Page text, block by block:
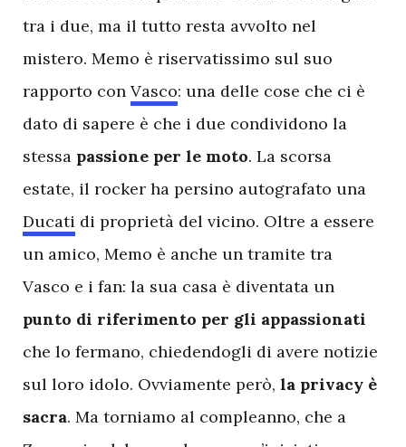
tra i due, ma il tutto resta avvolto nel
mistero. Memo è riservatissimo sul suo
rapporto con Vasco: una delle cose che ci è
dato di sapere è che i due condividono la
stessa passione per le moto. La scorsa
estate, il rocker ha persino autografato una
Ducati di proprietà del vicino. Oltre a essere
un amico, Memo è anche un tramite tra
Vasco e i fan: la sua casa è diventata un
punto di riferimento per gli appassionati
che lo fermano, chiedendogli di avere notizie
sul loro idolo. Ovviamente però, la privacy è
sacra. Ma torniamo al compleanno, che a